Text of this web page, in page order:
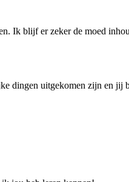
Ik blijf er zeker de moed
dingen uitgekomen zijn en jij